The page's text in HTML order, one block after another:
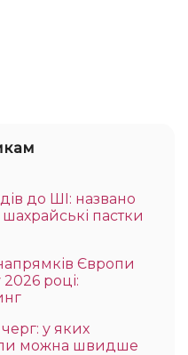
до ШІ: названо
пастки
Європи
році:
у яких
можна швидше